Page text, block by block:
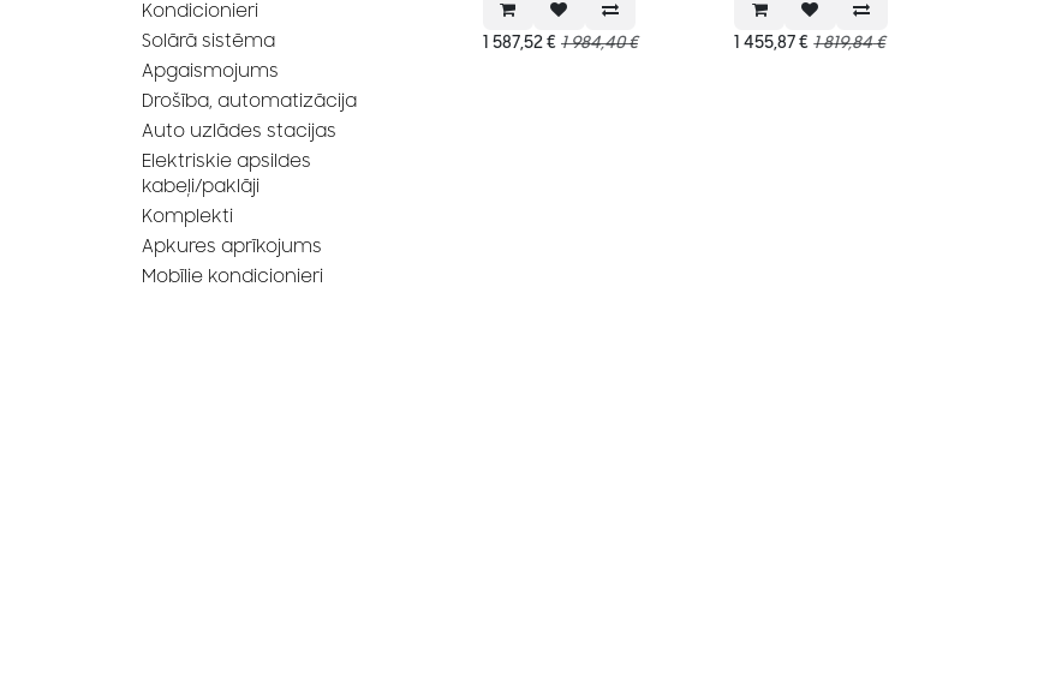
Kondicionieri
Solārā sistēma
Apgaismojums
Drošība, automatizācija
Auto uzlādes stacijas
Elektriskie apsildes
kabeļi/paklāji
Komplekti
Apkures aprīkojums
Mobīlie kondicionieri
1 587,52€ 1 984,40€ 1 455,87€ 1 819,84€